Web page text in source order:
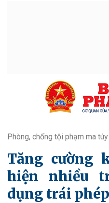
Phòng, chống tội phạm ma túy
Tăng cường
hiện nhiều
dụng trái